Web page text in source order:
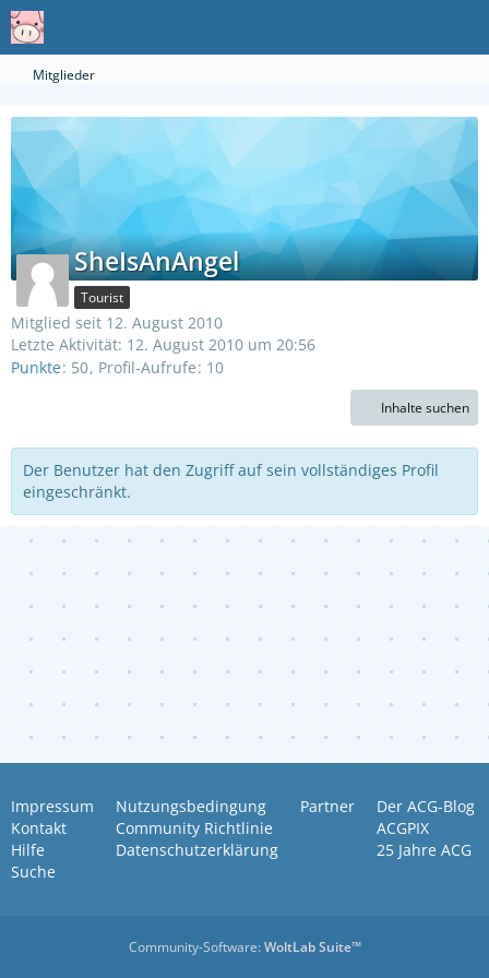
Mitglieder
SheIsAnAngel
Tourist
Mitglied seit 12. August 2010
Letzte Aktivität: 12. August 2010 um 20:56
Punkte 50 Profil-Aufrufe 10
Inhalte suchen
Der Benutzer hat den Zugriff auf sein vollständiges Profil
eingeschränkt.
Impressum
Kontakt
Hilfe
Suche
Nutzungsbedingung
Community Richtlinie
Datenschutzerklärung
Partner
Der ACG-Blog
ACGPIX
25 Jahre ACG
Community-Software:WoltLab Suite™